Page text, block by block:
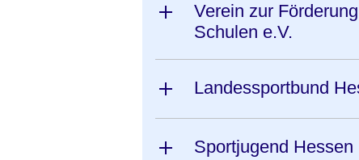
Verein zur
Schulen e.V.
Landessportbund
Sportjugend Hessen